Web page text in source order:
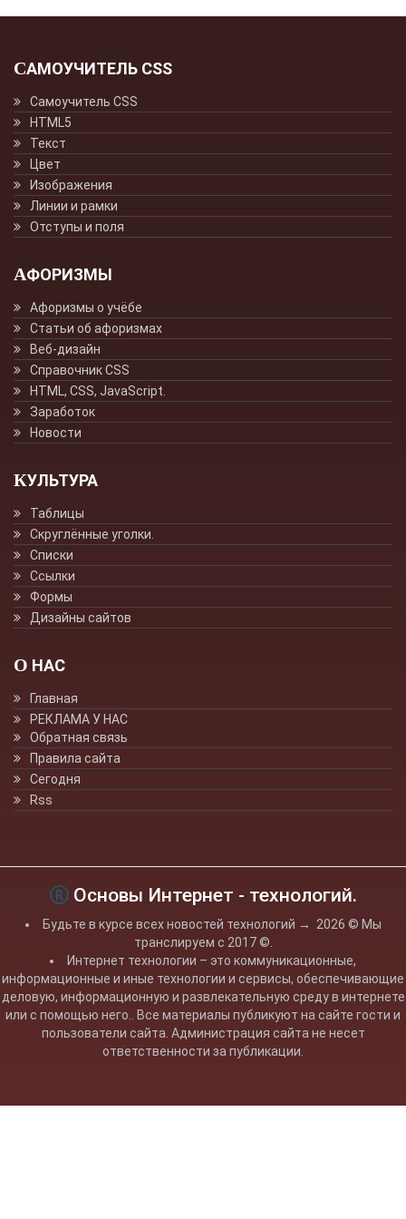
САМОУЧИТЕЛЬ CSS
Самоучитель CSS
HTML5
Текст
Цвет
Изображения
Линии и рамки
Отступы и поля
АФОРИЗМЫ
Афоризмы о учёбе
Статьи об афоризмах
Веб-дизайн
Справочник CSS
HTML, CSS, JavaScript.
Заработок
Новости
КУЛЬТУРА
Таблицы
Скруглённые уголки.
Списки
Ссылки
Формы
Дизайны сайтов
О НАС
Главная
РЕКЛАМА У НАС
Обратная связь
Правила сайта
Сегодня
Rss
Основы Интернет - технологий.
Будьте в курсе всех новостей технологий → 2026 © Мы
транслируем с 2017 ©.
Интернет технологии – это коммуникационные,
информационные и иные технологии и сервисы, обеспечивающие
деловую, информационную и развлекательную среду в интернете
или с помощью него.. Все материалы публикуют на сайте гости и
пользователи сайта. Администрация сайта не несет
ответственности за публикации.